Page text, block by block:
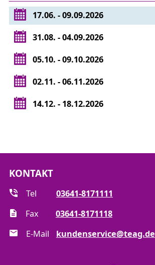
17.06. - 09.09.2026
31.08. - 04.09.2026
05.10. - 09.10.2026
02.11. - 06.11.2026
14.12. - 18.12.2026
KONTAKT
Tel
03641-8171111
Fax
03641-8171118
E-Mail
kundenservice@teag.de